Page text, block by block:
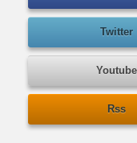
Twitter
Youtube
Rss